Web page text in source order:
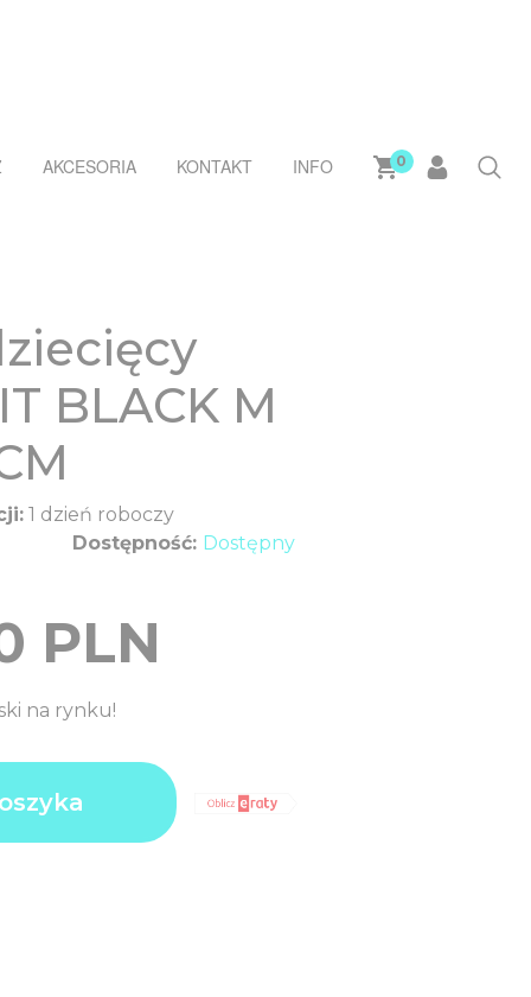
AKCESORIA KONTAKT INFO 0
BLACK M
PLN
na rynku!
1 dzień roboczy
Dostępność: Dostępny